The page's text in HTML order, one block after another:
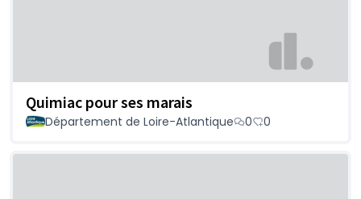
Quimiac pour ses marais
Département de Loire-Atlantique 0 0